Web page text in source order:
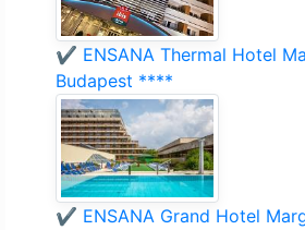
✔️ ENSANA Thermal Hotel
Budapest ****
✔️ ENSANA Grand Hotel